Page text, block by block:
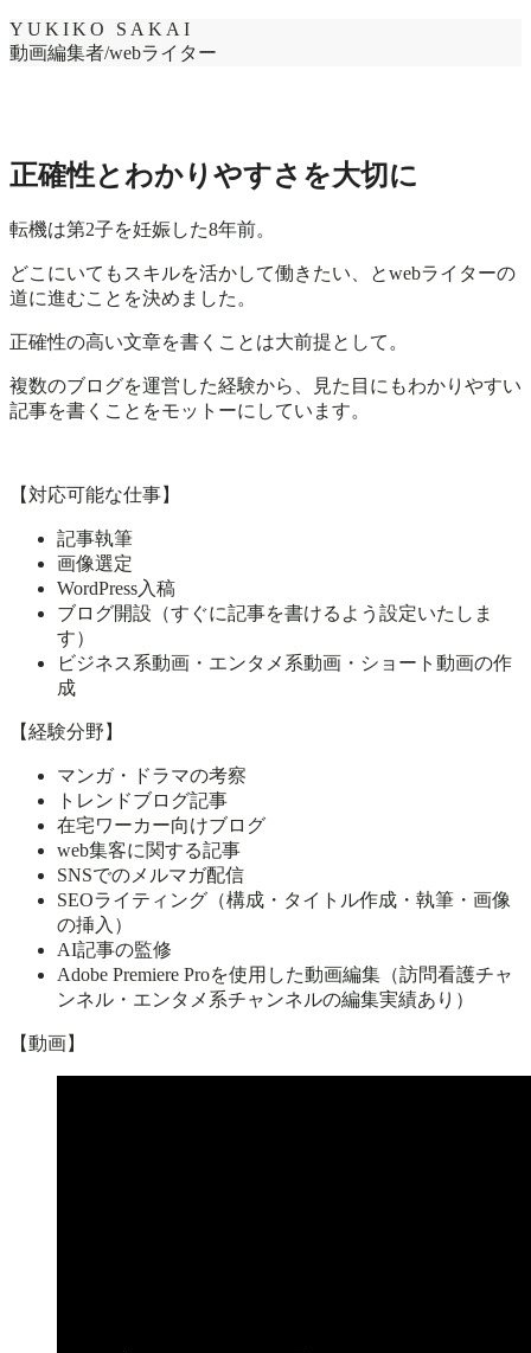
YUKIKO SAKAI
動画編集者/webライター
正確性とわかりやすさを大切に
転機は第2子を妊娠した8年前。
どこにいてもスキルを活かして働きたい、とwebライターの
道に進むことを決めました。
正確性の高い文章を書くことは大前提として。
複数のブログを運営した経験から、見た目にもわかりやすい
記事を書くことをモットーにしています。
【対応可能な仕事】
記事執筆
画像選定
WordPress入稿
ブログ開設（すぐに記事を書けるよう設定いたしま
す）
ビジネス系動画・エンタメ系動画・ショート動画の作
成
【経験分野】
マンガ・ドラマの考察
トレンドブログ記事
在宅ワーカー向けブログ
web集客に関する記事
SNSでのメルマガ配信
SEOライティング（構成・タイトル作成・執筆・画像
の挿入）
AI記事の監修
Adobe Premiere Proを使用した動画編集（訪問看護チャ
ンネル・エンタメ系チャンネルの編集実績あり）
【動画】